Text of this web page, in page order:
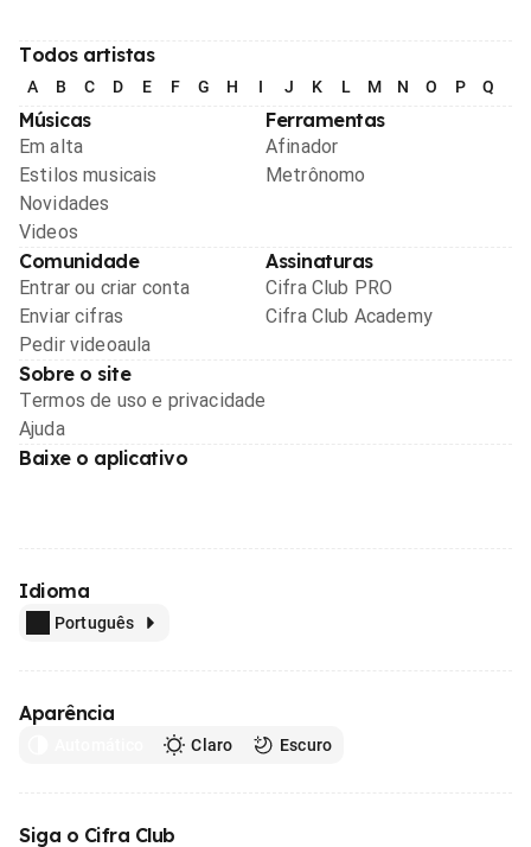
Todos artistas
A B C D E F G H I J K L M N O P Q
Músicas
Em alta
Estilos musicais
Novidades
Videos
Ferramentas
Afinador
Metrônomo
Comunidade
Entrar ou criar conta
Enviar cifras
Pedir videoaula
Assinaturas
Cifra Club PRO
Cifra Club Academy
Sobre o site
Termos de uso e privacidade
Ajuda
Baixe o aplicativo
Idioma
Português
Aparência
Claro Escuro
Siga o Cifra Club